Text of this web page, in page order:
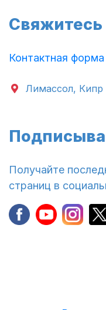
Свяжитесь
Контактная форма
Лимассол, Кипр
Получайте
страниц в